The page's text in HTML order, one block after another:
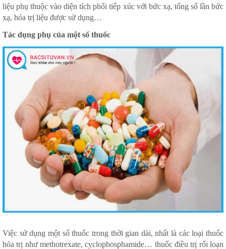
liệu phụ thuộc vào diện tích phổi tiếp xúc với bức xạ, tổng số lần bức
xạ, hóa trị liệu được sử dụng…
Tác dụng phụ của một số thuốc
Việc sử dụng một số thuốc trong thời gian dài, nhất là các loại thuốc
hóa trị như methotrexate, cyclophosphamide… thuốc điều trị rối loạn